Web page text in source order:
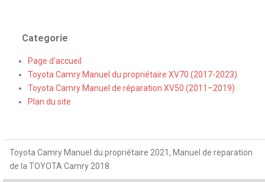
Categorie
Page d'accueil
Toyota Camry Manuel du propriétaire XV70 (2017-2023)
Toyota Camry Manuel de réparation XV50 (2011–2019)
Plan du site
Toyota Camry Manuel du propriétaire 2021, Manuel de reparation
de la TOYOTA Camry 2018.